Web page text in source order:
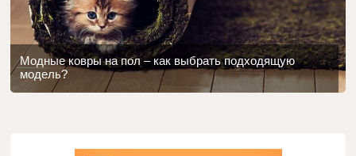
Модные ковры на пол – как выбрать подходящую
модель?